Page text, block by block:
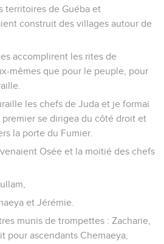
territoires de Guéba et
construit des villages autour de
accomplirent les rites de
mêmes que pour le peuple, pour
les chefs de Juda et je formai
se dirigea du côté droit et
la porte du Fumier.
Osée et la moitié des chefs
et Jérémie.
munis de trompettes : Zacharie,
pour ascendants Chemaeya,